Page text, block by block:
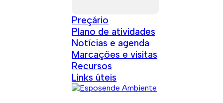
Preçário
Plano de atividades
Notícias e agenda
Marcações e visitas
Recursos
Links úteis